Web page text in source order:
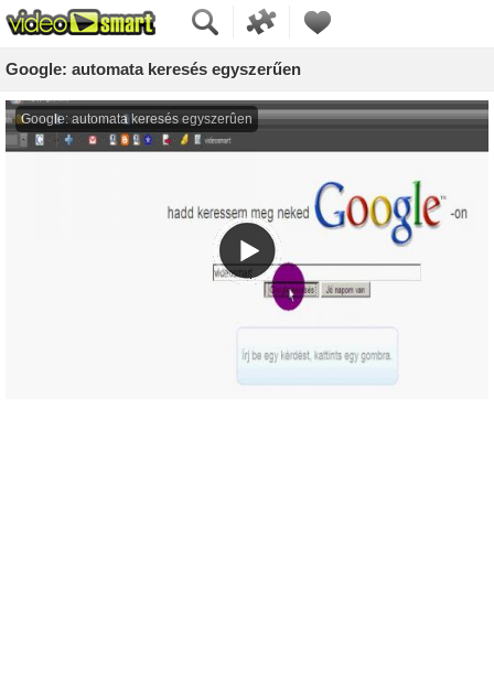
Google: automata keresés egyszerűen